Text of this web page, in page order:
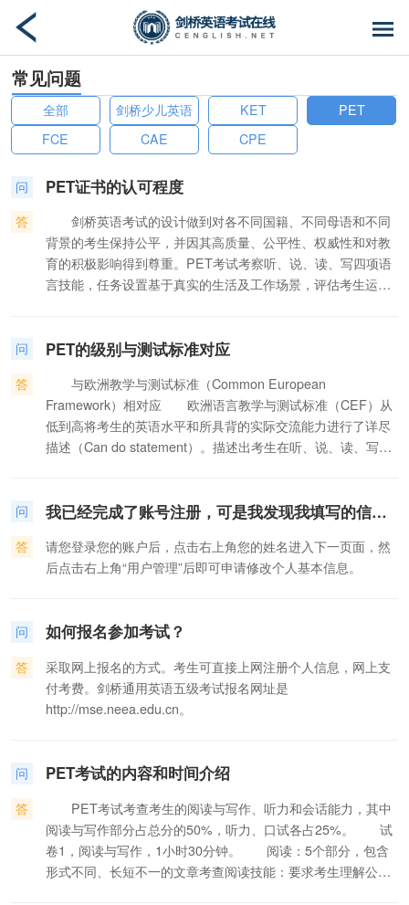
常见问题
全部 剑桥少儿英语 KET
PET
FCE
CAE CPE
问 PET证书的认可程度
答
剑桥英语考试的设计做到对各不同国籍、不同母语和不同
背景的考生保持公平，并因其高质量、公平性、权威性和对教
育的积极影响得到尊重。PET考试考察听、说、读、写四项语
言技能，任务设置基于真实的生活及工作场景，评估考生运用
试的达到80个国家。这两项考试已被超过350家世界范围的企
（Simens），KPMG，可口可乐（Coca-Cola），大电报局
（Cable and Wireless）等。 ·希腊政府认可剑桥通用五级
证书考试（KET,PET,FCE,CAE,CPE）,BEC及雅思考试，并
将其作为政府工作人员的语言标准，其中包括2004年雅典奥运
学生在小学毕业前的英语水平达到等同剑桥通用英语（MSE）
的初级水平（KET-Key Eglish Test）；在中学毕业前的英语水
平达到等同剑桥通用英语的中低级水平（Pet-Preliminary
English Test）。对于智利政府提出的”English Opens
的实施非常关键。 ·意大利教育部在国家教育体系中广泛采
用剑桥ESOL考试，KET,PET考试被作为国家教学大纲的一部
分。PET考试在意大利被作为“同一校园”项目的语言标准，项
目涵盖的70所大学，英语语言要求达到PET水平。 ·瑞士将
PET考试作为职业类学校的毕业考试。考试成绩经常被作为学
奥地利商会将KET、PET考试作为其语言能力测试的标
问 PET的级别与测试标准对应
答
与欧洲教学与测试标准（Common European
Framework）相对应 欧洲语言教学与测试标准（CEF）从
低到高将考生的英语水平和所具背的实际交流能力进行了详尽
描述（Can do statement）。描述出考生在听、说、读、写四
CEF把语言水平划分为3个等级： A（Basic user）基础水
user） 熟练运用 每个级别都分为2个级别：A1、A2、
B1、B2、C1和C2.
问 我已经完成了账号注册，可是我发现我填写的信息有错误，怎么办？
答
请您登录您的账户后，点击右上角您的姓名进入下一页面，然
后点击右上角“用户管理”后即可申请修改个人基本信息。
问 如何报名参加考试？
答
采取网上报名的方式。考生可直接上网注册个人信息，网上支
付考费。剑桥通用英语五级考试报名网址是
http://mse.neea.edu.cn。
问 PET考试的内容和时间介绍
答
PET考试考查考生的阅读与写作、听力和会话能力，其中
阅读与写作部分占总分的50%，听力、口试各占25%。 试
卷1，阅读与写作，1小时30分钟。 阅读：5个部分，包含
形式不同、长短不一的文章考查阅读技能：要求考生理解公共